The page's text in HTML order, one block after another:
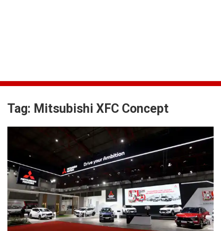
Tag: Mitsubishi XFC Concept